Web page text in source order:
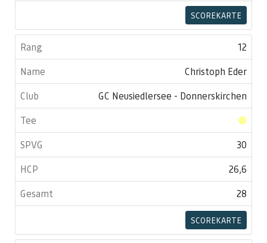
SCOREKARTE
12
Christoph Eder
GC Neusiedlersee - Donnerskirchen
30
26,6
28
SCOREKARTE